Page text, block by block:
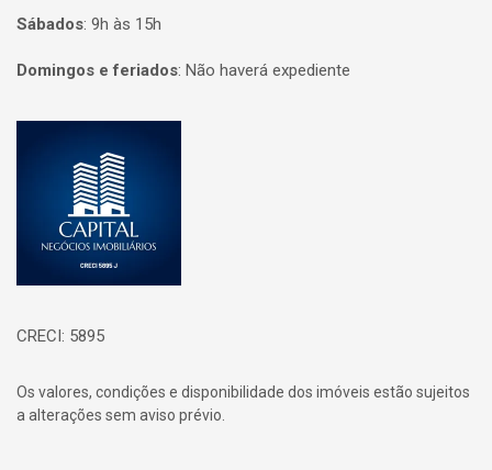
Sábados: 9h às 15h
Domingos e feriados: Não haverá expediente
CRECI: 5895
Os valores, condições e disponibilidade dos imóveis estão sujeitos
a alterações sem aviso prévio.